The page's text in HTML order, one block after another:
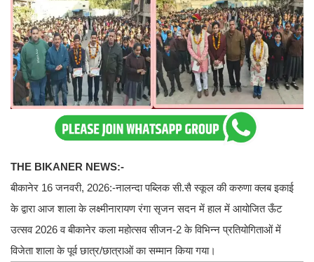
THE BIKANER NEWS:-
बीकानेर 16 जनवरी, 2026:-नालन्दा पब्लिक सी.सै स्कूल की करुणा क्लब इकाई
के द्वारा आज शाला के लक्ष्मीनारायण रंगा सृजन सदन में हाल में आयोजित ऊँट
उत्सव 2026 व बीकानेर कला महोत्सव सीजन-2 के विभिन्न प्रतियोगिताओं में
विजेता शाला के पूर्व छात्र/छात्राओं का सम्मान किया गया।